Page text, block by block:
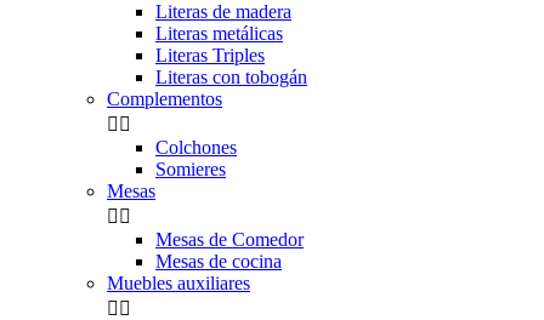
Literas de madera
Literas metálicas
Literas Triples
Literas con tobogán
Complementos
 
Colchones
Somieres
Mesas
 
Mesas de Comedor
Mesas de cocina
Muebles auxiliares
 